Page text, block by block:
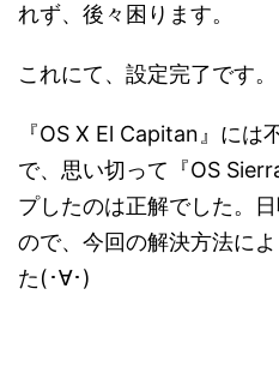
れず、後々困ります。
これにて、設定完了です。
『OS X El Capitan』には
で、思い切って『OS
プしたのは正解でした。
ので、今回の解決方法に
た(･∀･)